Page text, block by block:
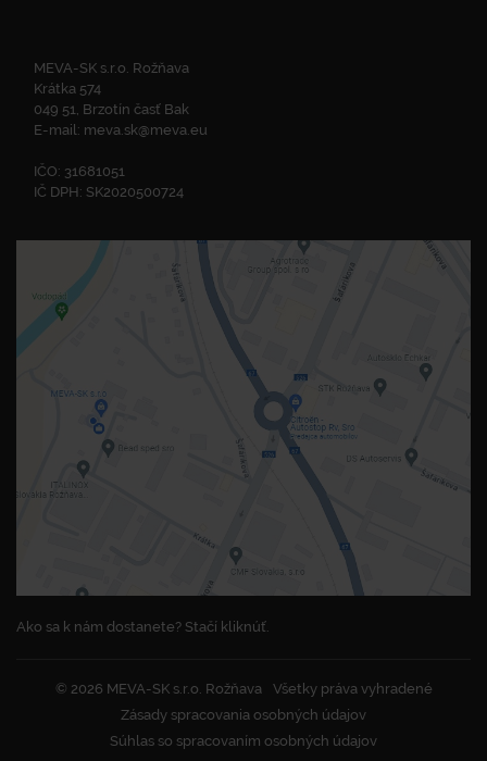
MEVA-SK s.r.o. Rožňava
Krátka 574
049 51, Brzotín časť Bak
E-mail: meva.sk@meva.eu
IČO: 31681051
IČ DPH: SK2020500724
Ako sa k nám dostanete? Stačí kliknúť.
© 2026 MEVA-SK s.r.o. Rožňava
Všetky práva vyhradené
Zásady spracovania osobných údajov
Súhlas so spracovaním osobných údajov